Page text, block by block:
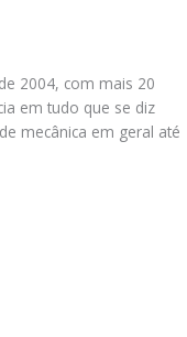
2004, com mais 20
em tudo que se diz
mecânica em geral até